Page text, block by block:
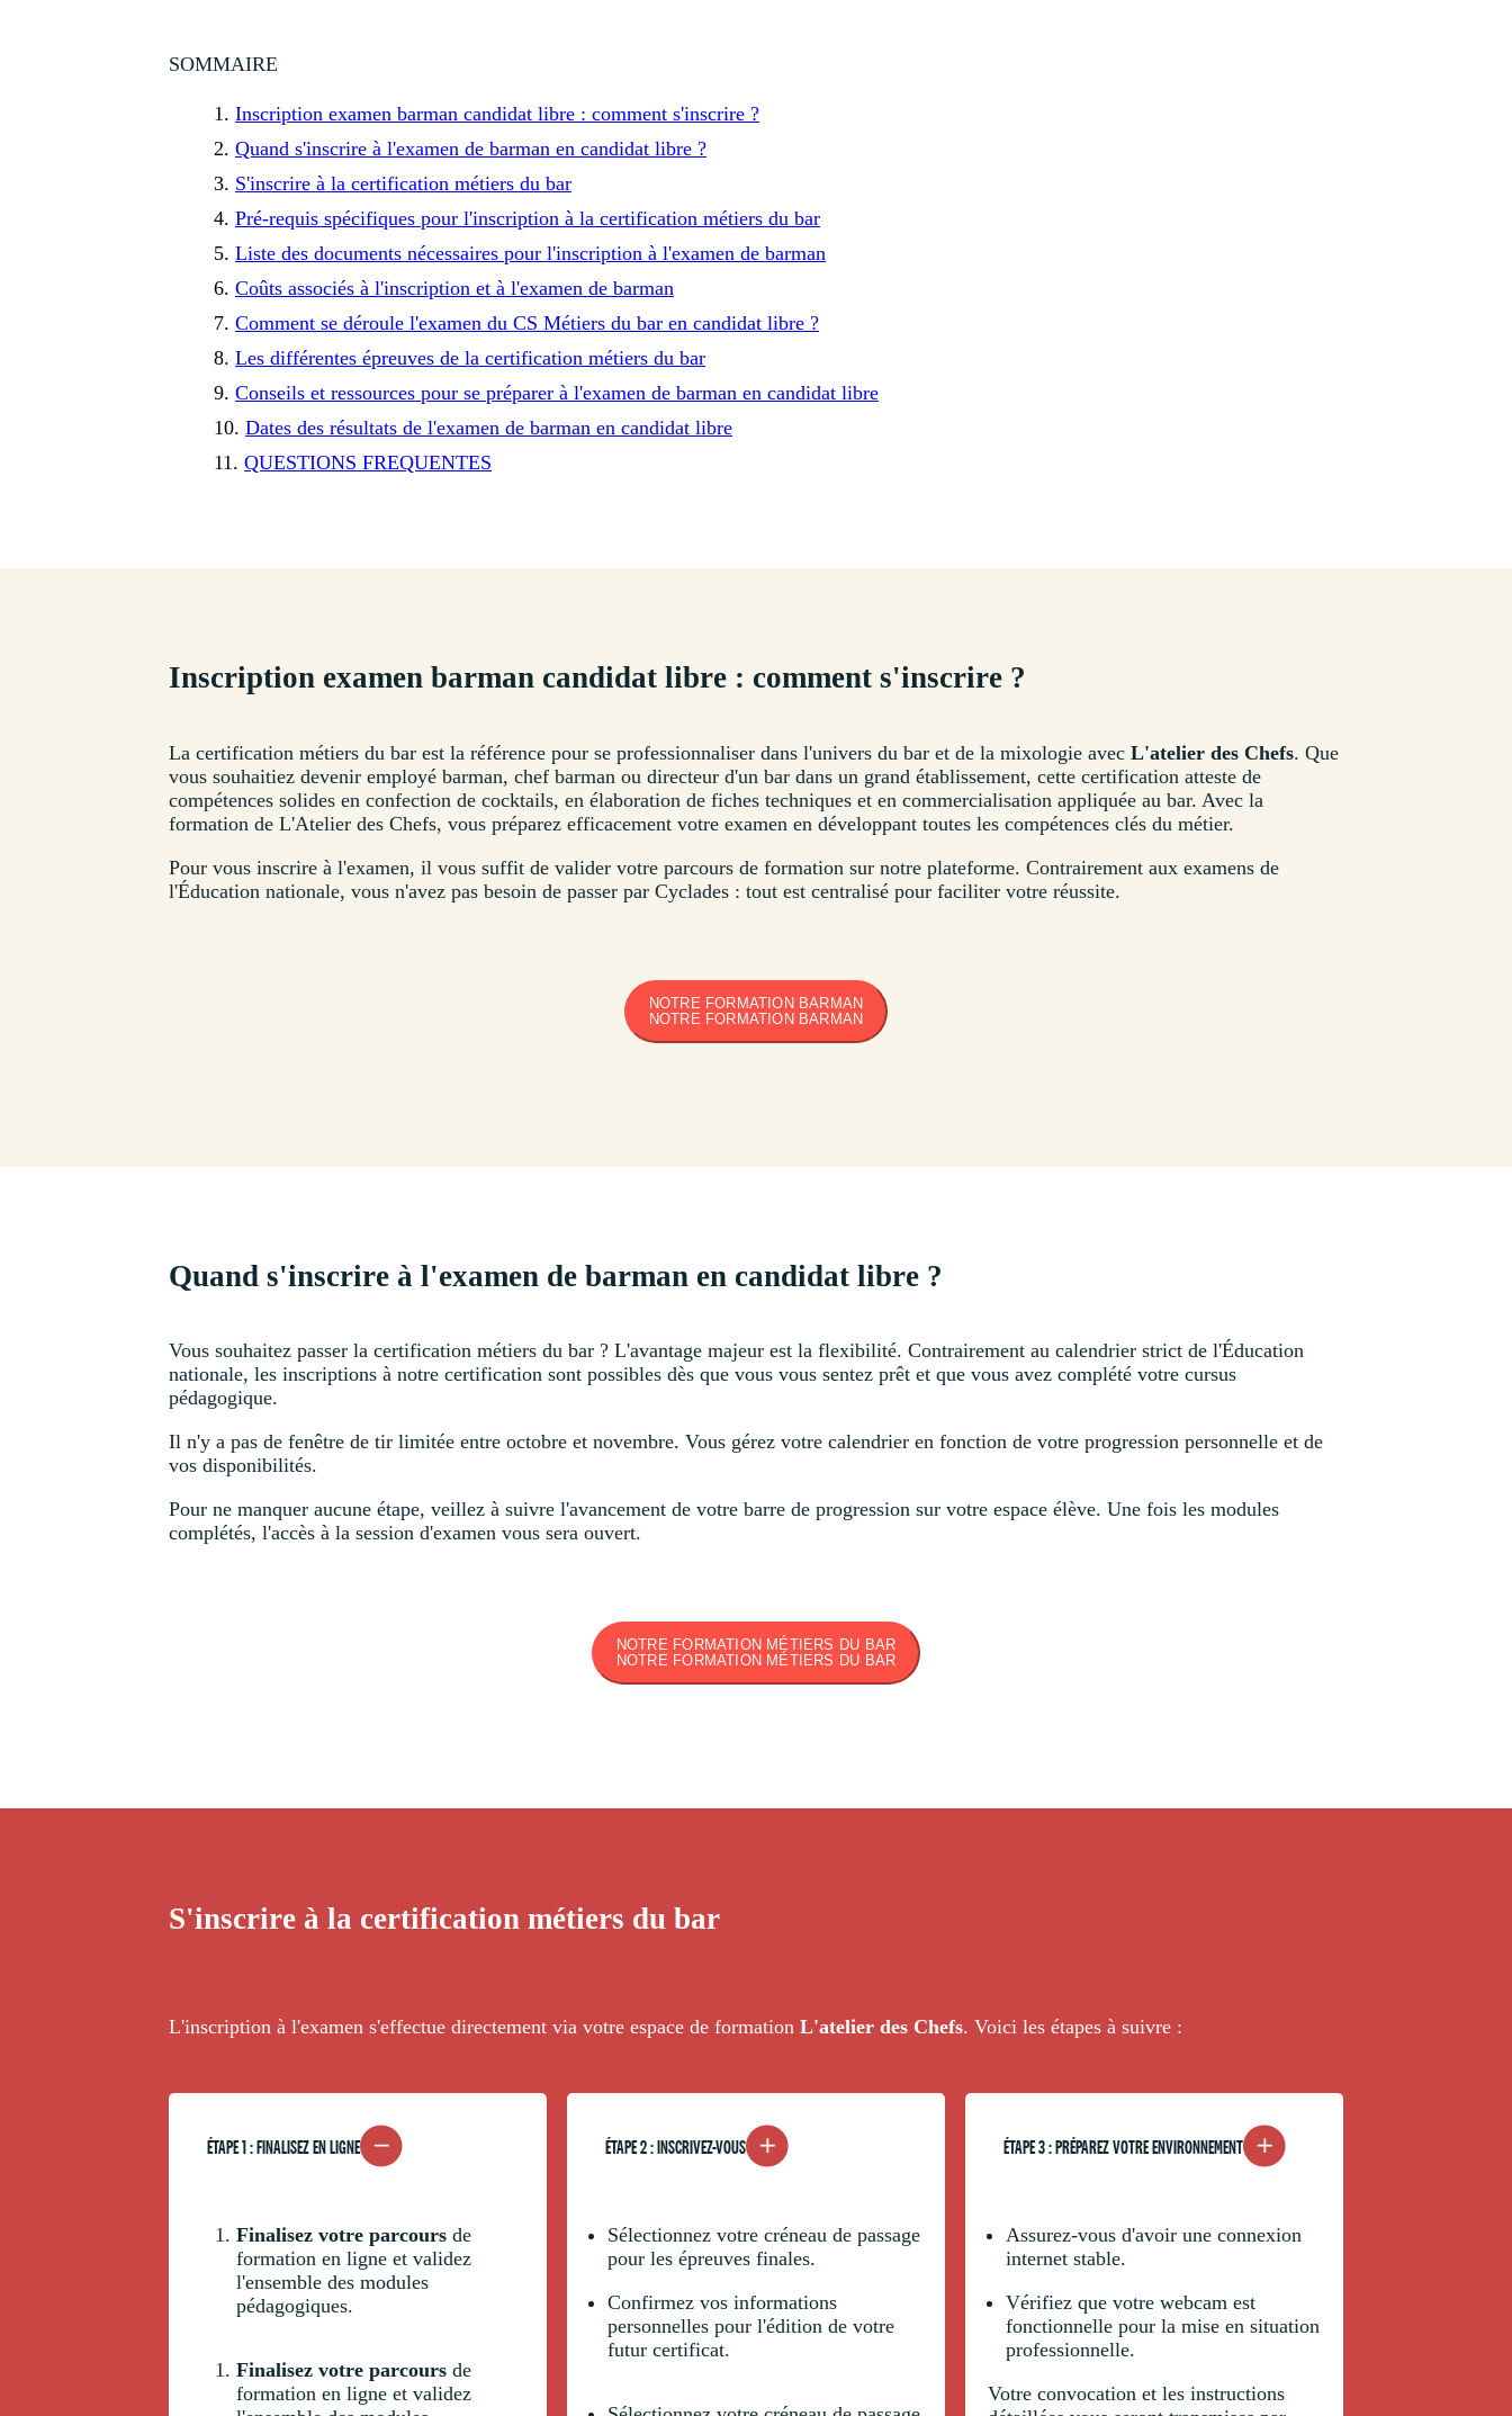
SOMMAIRE
Inscription examen barman candidat libre : comment s'inscrire ?
Quand s'inscrire à l'examen de barman en candidat libre ?
S'inscrire à la certification métiers du bar
Pré-requis spécifiques pour l'inscription à la certification métiers du bar
Liste des documents nécessaires pour l'inscription à l'examen de barman
Coûts associés à l'inscription et à l'examen de barman
Comment se déroule l'examen du CS Métiers du bar en candidat libre ?
Les différentes épreuves de la certification métiers du bar
Conseils et ressources pour se préparer à l'examen de barman en candidat libre
Dates des résultats de l'examen de barman en candidat libre
QUESTIONS FREQUENTES
Inscription examen barman candidat libre : comment s'inscrire ?
La certification métiers du bar est la référence pour se professionnaliser dans l'univers du bar et de la mixologie avec L'atelier des Chefs. Que
vous souhaitiez devenir employé barman, chef barman ou directeur d'un bar dans un grand établissement, cette certification atteste de
compétences solides en confection de cocktails, en élaboration de fiches techniques et en commercialisation appliquée au bar. Avec la
formation de L'Atelier des Chefs, vous préparez efficacement votre examen en développant toutes les compétences clés du métier.
Pour vous inscrire à l'examen, il vous suffit de valider votre parcours de formation sur notre plateforme. Contrairement aux examens de
l'Éducation nationale, vous n'avez pas besoin de passer par Cyclades : tout est centralisé pour faciliter votre réussite.
NOTRE FORMATION BARMAN
NOTRE FORMATION BARMAN
Quand s'inscrire à l'examen de barman en candidat libre ?
Vous souhaitez passer la certification métiers du bar ? L'avantage majeur est la flexibilité. Contrairement au calendrier strict de l'Éducation
nationale, les inscriptions à notre certification sont possibles dès que vous vous sentez prêt et que vous avez complété votre cursus
pédagogique.
Il n'y a pas de fenêtre de tir limitée entre octobre et novembre. Vous gérez votre calendrier en fonction de votre progression personnelle et de
vos disponibilités.
Pour ne manquer aucune étape, veillez à suivre l'avancement de votre barre de progression sur votre espace élève. Une fois les modules
complétés, l'accès à la session d'examen vous sera ouvert.
NOTRE FORMATION MÉTIERS DU BAR
NOTRE FORMATION MÉTIERS DU BAR
S'inscrire à la certification métiers du bar
L'inscription à l'examen s'effectue directement via votre espace de formation L'atelier des Chefs. Voici les étapes à suivre :
ÉTAPE 1 : FINALISEZ EN LIGNE
Finalisez votre parcours de
formation en ligne et validez
l'ensemble des modules
pédagogiques.
Finalisez votre parcours de
formation en ligne et validez
ÉTAPE 2 : INSCRIVEZ-VOUS
Sélectionnez votre créneau de passage
pour les épreuves finales.
Confirmez vos informations
personnelles pour l'édition de votre
futur certificat.
ÉTAPE 3 : PRÉPAREZ VOTRE ENVIRONNEMENT
Assurez-vous d'avoir une connexion
internet stable.
Vérifiez que votre webcam est
fonctionnelle pour la mise en situation
professionnelle.
Votre convocation et les instructions